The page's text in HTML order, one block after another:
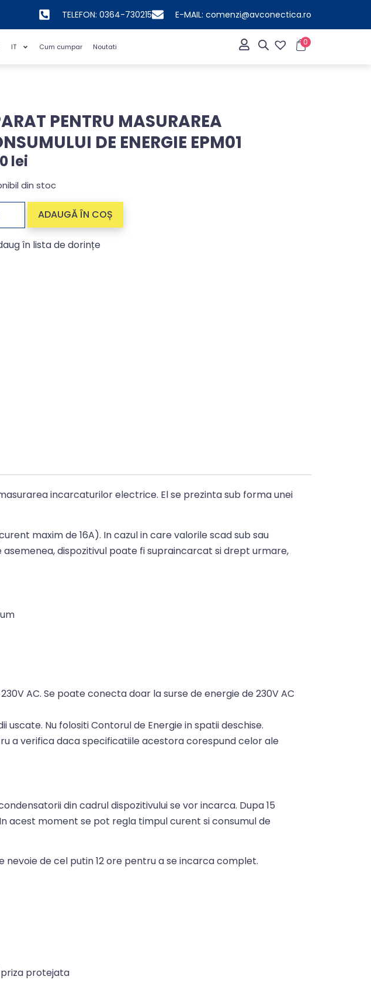
TELEFON: 0364-730215 E-MAIL: comenzi@avconectica.ro
IT Cum cumpar Noutati 0
PENTRU MASURAREA
DE ENERGIE EPM01
lei
din stoc
ADAUGĂ ÎN COȘ
în lista de dorințe
incarcaturilor electrice. El se prezinta sub forma unei
maxim de 16A). In cazul in care valorile scad sub sau
dispozitivul poate fi supraincarcat si drept urmare,
AC. Se poate conecta doar la surse de energie de 230V AC
Nu folositi Contorul de Energie in spatii deschise.
a verifica daca specificatiile acestora corespund celor ale
din cadrul dispozitivului se vor incarca. Dupa 15
acest moment se pot regla timpul curent si consumul de
nevoie de cel putin 12 ore pentru a se incarca complet.
protejata